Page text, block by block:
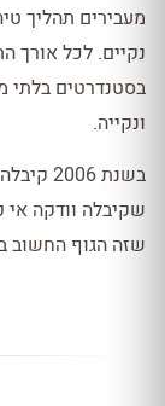
מעבירים תהליך
נקיים. לכל אורך
בסטנדרטים
ונקייה.
בשנת
שזה הגוף החשוב